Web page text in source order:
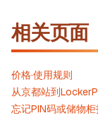
相关页面
价格·使用规则
从京都站到
忘记PIN码或储物